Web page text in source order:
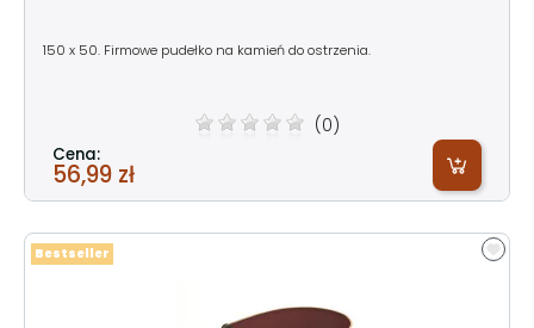
150 x 50. Firmowe pudełko na kamień do ostrzenia.
(0)
Cena:
56,99 zł
Bestseller